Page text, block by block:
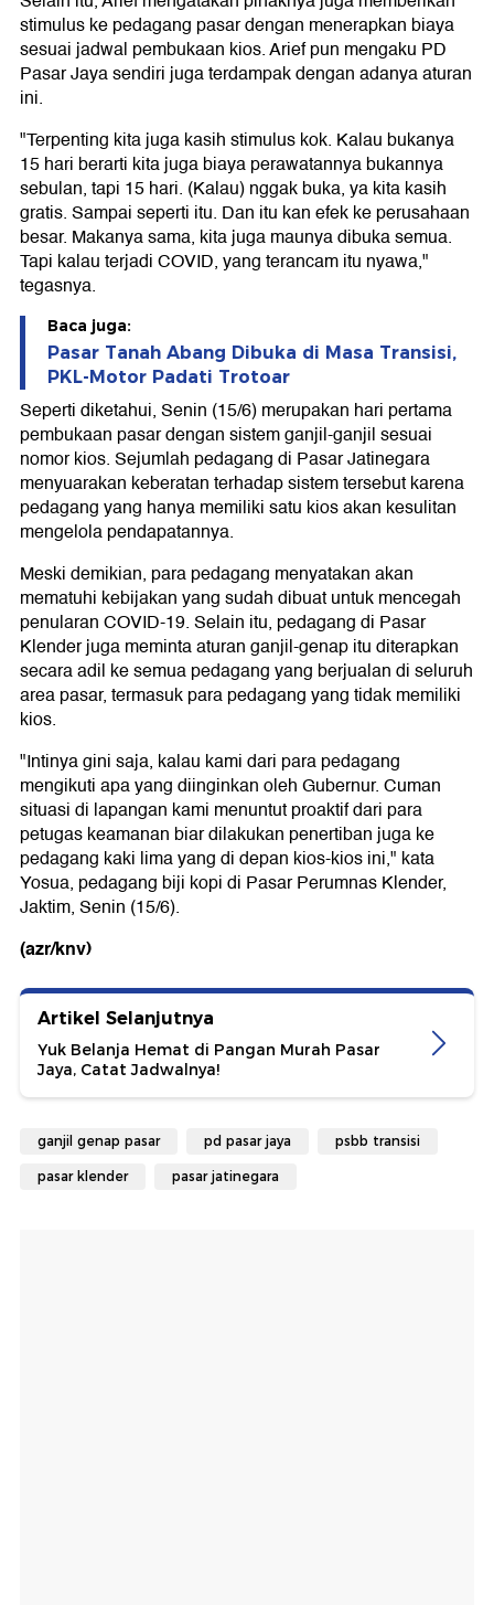
stimulus ke pedagang pasar dengan menerapkan biaya
sesuai jadwal pembukaan kios. Arief pun mengaku PD
Pasar Jaya sendiri juga terdampak dengan adanya aturan
ini.
"Terpenting kita juga kasih stimulus kok. Kalau bukanya
15 hari berarti kita juga biaya perawatannya bukannya
sebulan, tapi 15 hari. (Kalau) nggak buka, ya kita kasih
gratis. Sampai seperti itu. Dan itu kan efek ke perusahaan
besar. Makanya sama, kita juga maunya dibuka semua.
Tapi kalau terjadi COVID, yang terancam itu nyawa,"
tegasnya.
Baca juga:
Pasar Tanah Abang Dibuka di Masa Transisi,
PKL-Motor Padati Trotoar
Seperti diketahui, Senin (15/6) merupakan hari pertama
pembukaan pasar dengan sistem ganjil-ganjil sesuai
nomor kios. Sejumlah pedagang di Pasar Jatinegara
menyuarakan keberatan terhadap sistem tersebut karena
pedagang yang hanya memiliki satu kios akan kesulitan
mengelola pendapatannya.
Meski demikian, para pedagang menyatakan akan
mematuhi kebijakan yang sudah dibuat untuk mencegah
penularan COVID-19. Selain itu, pedagang di Pasar
Klender juga meminta aturan ganjil-genap itu diterapkan
secara adil ke semua pedagang yang berjualan di seluruh
area pasar, termasuk para pedagang yang tidak memiliki
kios.
"Intinya gini saja, kalau kami dari para pedagang
mengikuti apa yang diinginkan oleh Gubernur. Cuman
situasi di lapangan kami menuntut proaktif dari para
petugas keamanan biar dilakukan penertiban juga ke
pedagang kaki lima yang di depan kios-kios ini," kata
Yosua, pedagang biji kopi di Pasar Perumnas Klender,
Jaktim, Senin (15/6).
(azr/knv)
Artikel Selanjutnya
Yuk Belanja Hemat di Pangan Murah Pasar
Jaya, Catat Jadwalnya!
ganjil genap pasar pd pasar jaya psbb transisi
pasar klender pasar jatinegara